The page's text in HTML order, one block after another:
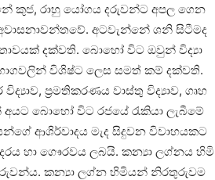
කුජ, රාහු යෝගය දරුවන්ට අපල ගෙන
අටවැන්නේ ශනි සිටීමද
දක්‌වති. බොහෝ විට ඔවුන් විද්‍යා
විශිෂ්ට ලෙස සමත් කම් දක්‌වති.
ප්‍රමතිකරණය වාස්‌තු විද්‍යාව, ගෘහ
බොහෝ විට රජයේ රැකියා ලැබීමේ
ආශිර්වාදය මැද සිදුවන විවාහයකට
හා ගෞරවය ලබයි. කන්‍යා ලග්නය හිමි
කන්‍යා ලග්න හිමියන් නිරතුරුවම